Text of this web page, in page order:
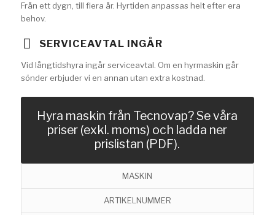
Från ett dygn, till flera år. Hyrtiden anpassas helt efter era
behov.
SERVICEAVTAL INGÅR
Vid långtidshyra ingår serviceavtal. Om en hyrmaskin går
sönder erbjuder vi en annan utan extra kostnad.
Hyra maskin från Tecnovap? Se våra
priser (exkl. moms) och ladda ner
prislistan (PDF).
MASKIN
ARTIKELNUMMER